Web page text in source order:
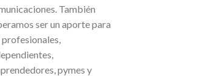
También
ser un aporte para
profesionales,
pymes y